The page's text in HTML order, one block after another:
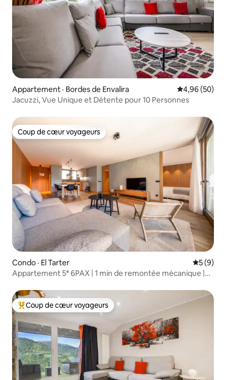
Appartement · Bordes de Envalira Note
4,96 (50)
Jacuzzi, Vue Unique et Détente pour 10 Personnes
Coup de cœur voyageurs
Coup de cœur voyageurs
Condo · El Tarter Note
5 (9)
Appartement 5* 6PAX | 1 min de remontée mécanique |
Coup de cœur voyageurs parmi les plus aimés
Coup de cœur voyageurs